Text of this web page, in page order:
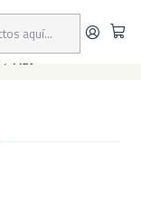
Fiat